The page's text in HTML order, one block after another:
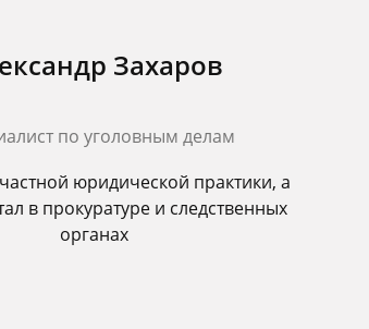
Захаров
по уголовным делам
юридической практики, а
в прокуратуре и следственных
органах